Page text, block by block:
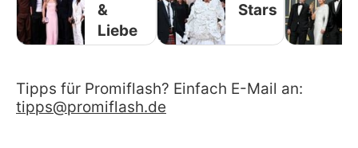
&
Liebe
Stars
Tipps für Promiflash? Einfach E-Mail an:
tipps@promiflash.de